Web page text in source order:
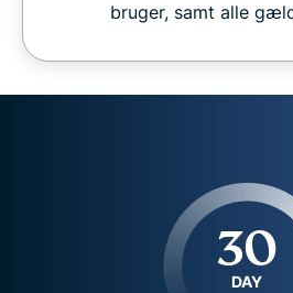
bruger, samt alle
30
DAY